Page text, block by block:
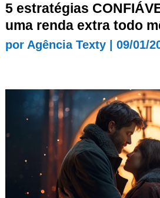
5 estratégias
uma renda extra todo
por Agência Texty| 09/01/